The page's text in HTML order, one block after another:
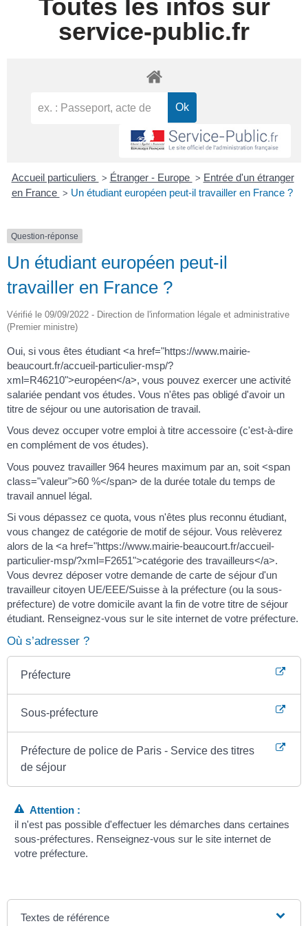
Toutes les infos sur
service-public.fr
Accueil particuliers > Étranger - Europe > Entrée d'un étranger
en France > Un étudiant européen peut-il travailler en France ?
Question-réponse
Un étudiant européen peut-il
travailler en France ?
Vérifié le 09/09/2022 - Direction de l'information légale et administrative
(Premier ministre)
Oui, si vous êtes étudiant <a href="https://www.mairie-
beaucourt.fr/accueil-particulier-msp/?
xml=R46210">européen</a>, vous pouvez exercer une activité
salariée pendant vos études. Vous n'êtes pas obligé d'avoir un
titre de séjour ou une autorisation de travail.
Vous devez occuper votre emploi à titre accessoire (c'est-à-dire
en complément de vos études).
Vous pouvez travailler 964 heures maximum par an, soit <span
class="valeur">60 %</span> de la durée totale du temps de
travail annuel légal.
Si vous dépassez ce quota, vous n'êtes plus reconnu étudiant,
vous changez de catégorie de motif de séjour. Vous relèverez
alors de la <a href="https://www.mairie-beaucourt.fr/accueil-
particulier-msp/?xml=F2651">catégorie des travailleurs</a>.
Vous devrez déposer votre demande de carte de séjour d'un
travailleur citoyen UE/EEE/Suisse à la préfecture (ou la sous-
préfecture) de votre domicile avant la fin de votre titre de séjour
étudiant. Renseignez-vous sur le site internet de votre préfecture.
Où s’adresser ?
Préfecture
Sous-préfecture
Préfecture de police de Paris - Service des titres
de séjour
Attention :
il n'est pas possible d'effectuer les démarches dans certaines
sous-préfectures. Renseignez-vous sur le site internet de
votre préfecture.
Textes de référence